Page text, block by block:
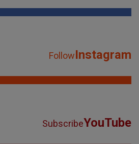
FollowInstagram
SubscribeYouTube